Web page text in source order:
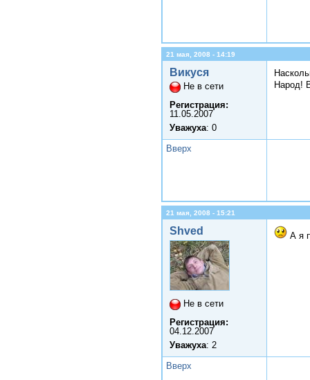
21 мая, 2008 - 14:19
Викуся
Не в сети
Регистрация:
11.05.2007
Уважуха: 0
Народ!
Вверх
21 мая, 2008 - 15:21
Shved
Не в сети
Регистрация:
04.12.2007
Уважуха: 2
А я
Вверх